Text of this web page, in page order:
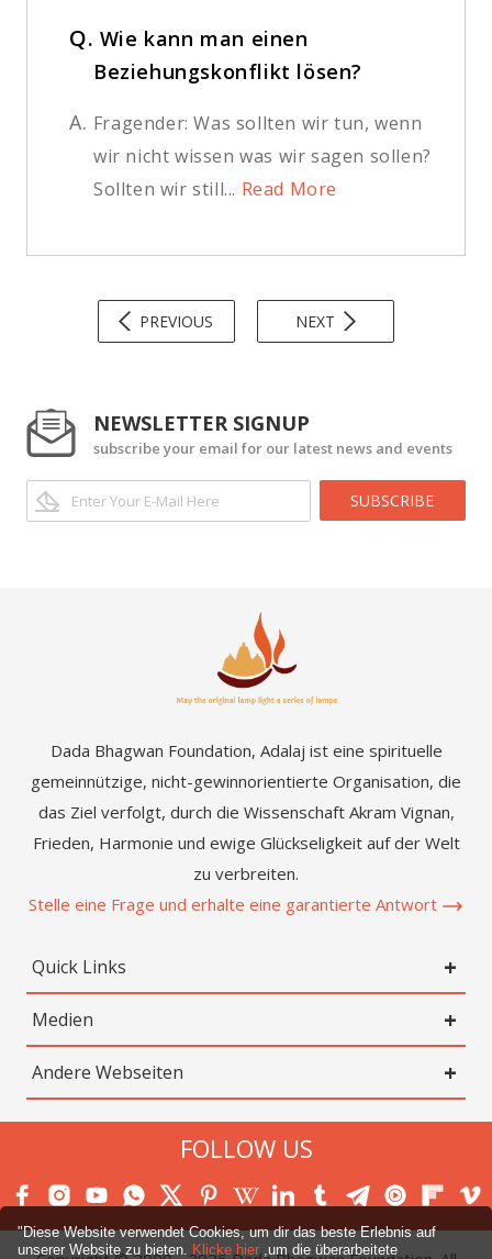
"Diese Website verwendet Cookies, um dir das beste Erlebnis auf
unserer Website zu bieten. Klicke hier ,um die überarbeitete
Q. Wie kann man einen
Beziehungskonflikt lösen?
A. Fragender: Was sollten wir tun, wenn
wir nicht wissen was wir sagen sollen?
Sollten wir still... Read More
PREVIOUS NEXT
NEWSLETTER SIGNUP
subscribe your email for our latest news and events
SUBSCRIBE
Dada Bhagwan Foundation, Adalaj ist eine spirituelle
gemeinnützige, nicht-gewinnorientierte Organisation, die
das Ziel verfolgt, durch die Wissenschaft Akram Vignan,
Frieden, Harmonie und ewige Glückseligkeit auf der Welt
zu verbreiten.
Stelle eine Frage und erhalte eine garantierte Antwort
Quick Links
Medien
Andere Webseiten
FOLLOW US